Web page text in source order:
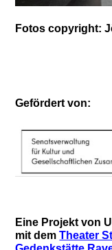
Fotos copyright:
Gefördert von:
Eine Projekt von
mit demTheater